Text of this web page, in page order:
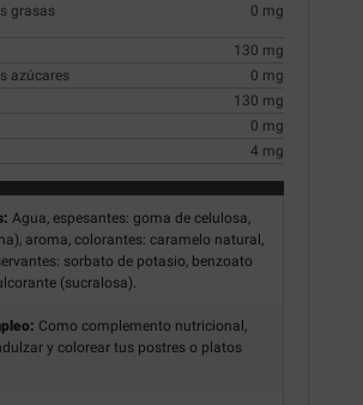
grasas
0 mg
130 mg
azúcares
0 mg
130 mg
0 mg
4 mg
Agua, espesantes: goma de celulosa,
aroma, colorantes: caramelo natural,
sorbato de potasio, benzoato
(sucralosa).
Como complemento nutricional,
y colorear tus postres o platos